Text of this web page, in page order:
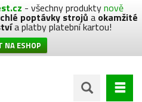
- všechny produktynově
poptávky strojů a okamžité
a platby platební kartou!
NA ESHOP